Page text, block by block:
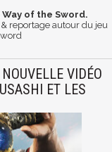
of the Sword.
reportage autour du jeu
VIDÉO
ET LES